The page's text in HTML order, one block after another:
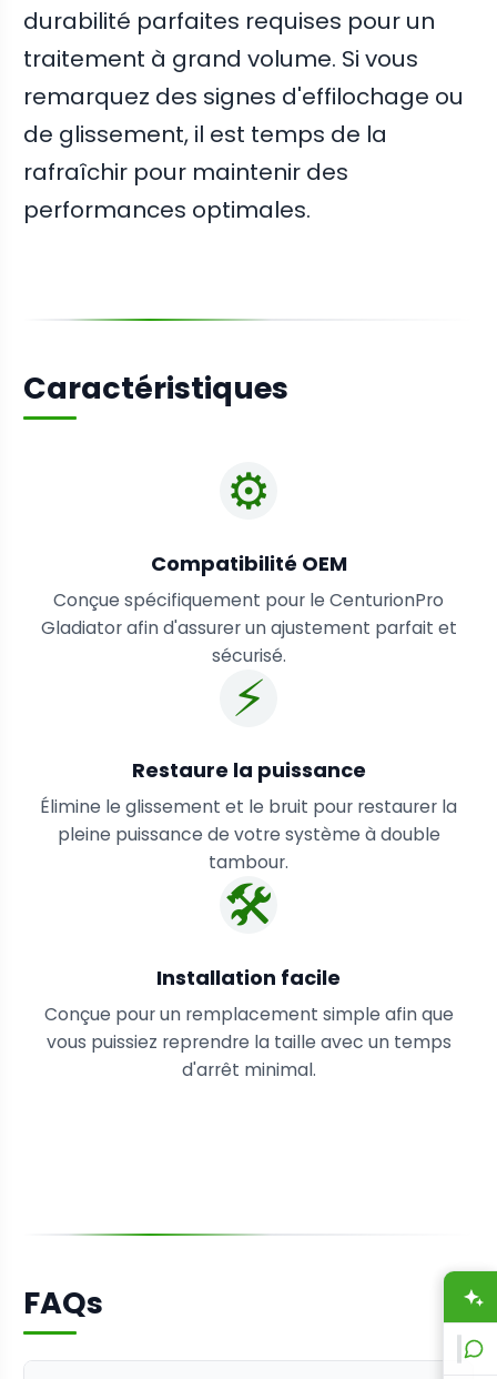
durabilité parfaites requises pour un
traitement à grand volume. Si vous
remarquez des signes d'effilochage ou
de glissement, il est temps de la
rafraîchir pour maintenir des
performances optimales.
Caractéristiques
⚙️
Compatibilité OEM
Conçue spécifiquement pour le CenturionPro
Gladiator afin d'assurer un ajustement parfait et
sécurisé.
⚡
Restaure la puissance
Élimine le glissement et le bruit pour restaurer la
pleine puissance de votre système à double
tambour.
🛠️
Installation facile
Conçue pour un remplacement simple afin que
vous puissiez reprendre la taille avec un temps
d'arrêt minimal.
FAQs